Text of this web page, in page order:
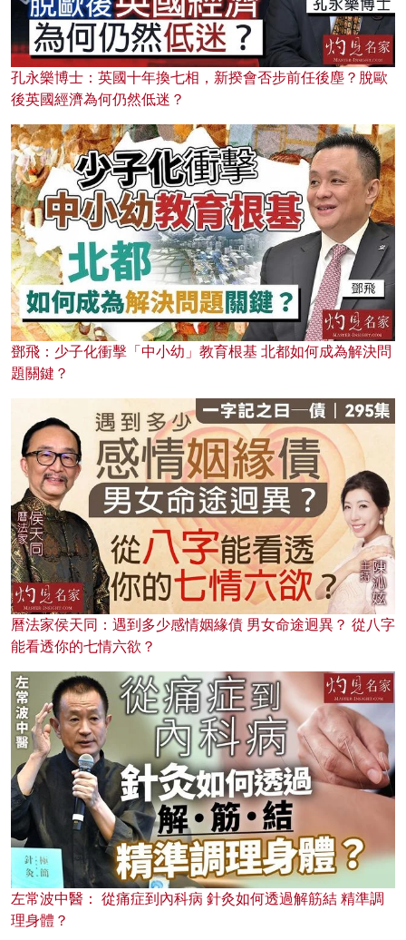
孔永樂博士：英國十年換七相，新揆會否步前任後塵？脫歐
後英國經濟為何仍然低迷？
鄧飛：少子化衝擊「中小幼」教育根基 北都如何成為解決問
題關鍵？
曆法家侯天同：遇到多少感情姻緣債 男女命途迥異？ 從八字
能看透你的七情六欲？
左常波中醫： 從痛症到內科病 針灸如何透過解筋結 精準調
理身體？